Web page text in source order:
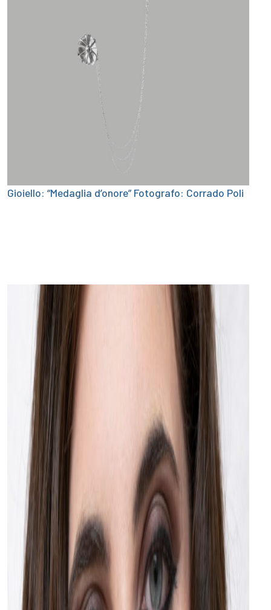
Gioiello: “Medaglia d’onore” Fotografo: Corrado Poli